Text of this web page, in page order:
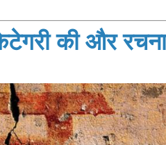
की और